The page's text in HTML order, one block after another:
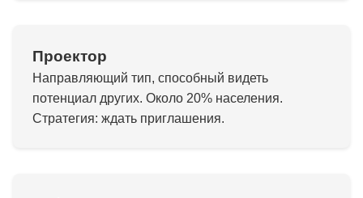
Проектор
Направляющий тип, способный видеть
потенциал других. Около 20% населения.
Стратегия: ждать приглашения.